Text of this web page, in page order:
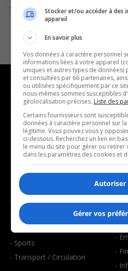
NOUVELLES
- Affaires municipales
- Communauté / Social
- Culture
- Économie
- Éducation
- Environnement
- Faits divers
- Santé et bien-être
- Sports
- Transport / Circulation
-
-
-
-
-
-
-
-
Stocker et/ou accéder à des
appareil
En savoir plus
Vos données à caractère personnel
informations liées à votre appareil
uniques et autres types de
et consultées par 66 partenaires,
ou utilisées spécifiquement par ce
nous-mêmes sommes susceptibles
géolocalisation précises. Liste des
Certains fournisseurs sont
données à caractère personnel sur
légitime. Vous pouvez vous y
ci-dessous. Recherchez un lien en
le menu du site pour gérer ou retirer
dans les paramètres des cookies et
Autoriser
Gérer vos